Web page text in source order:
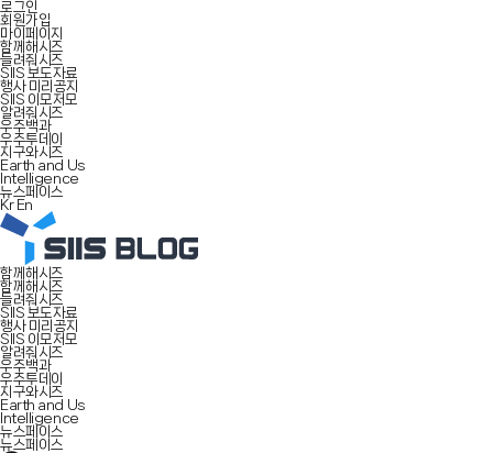
로그인
회원가입
마이페이지
함께해시즈
들려줘시즈
SIIS 보도자료
행사 미리공지
SIIS 이모저모
알려줘시즈
우주백과
우주투데이
지구와시즈
Earth and Us
Intelligence
뉴스페이스
Kr En
함께해시즈
함께해시즈
들려줘시즈
SIIS 보도자료
행사 미리공지
SIIS 이모저모
알려줘시즈
우주백과
우주투데이
지구와시즈
Earth and Us
Intelligence
뉴스페이스
뉴스페이스